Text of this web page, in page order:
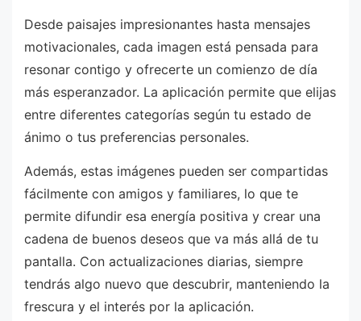
Desde paisajes impresionantes hasta mensajes
motivacionales, cada imagen está pensada para
resonar contigo y ofrecerte un comienzo de día
más esperanzador. La aplicación permite que elijas
entre diferentes categorías según tu estado de
ánimo o tus preferencias personales.
Además, estas imágenes pueden ser compartidas
fácilmente con amigos y familiares, lo que te
permite difundir esa energía positiva y crear una
cadena de buenos deseos que va más allá de tu
pantalla. Con actualizaciones diarias, siempre
tendrás algo nuevo que descubrir, manteniendo la
frescura y el interés por la aplicación.